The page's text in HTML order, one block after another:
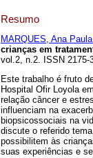
Resumo
MARQUES, Ana
crianças em
vol.2, n.2. ISSN 2175-
Este trabalho é fruto
Hospital Ofir Loyola
relação câncer e
influenciam na
biopsicossociais na
discute o referido
possibilitem às
suas experiências e